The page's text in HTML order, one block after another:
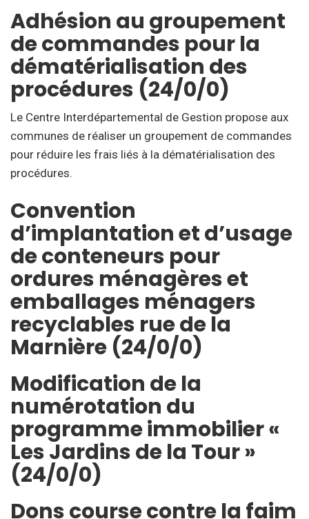
Adhésion au groupement
de commandes pour la
dématérialisation des
procédures (24/0/0)
Le Centre Interdépartemental de Gestion propose aux
communes de réaliser un groupement de commandes
pour réduire les frais liés à la dématérialisation des
procédures.
Convention
d’implantation et d’usage
de conteneurs pour
ordures ménagères et
emballages ménagers
recyclables rue de la
Marnière (24/0/0)
Modification de la
numérotation du
programme immobilier «
Les Jardins de la Tour »
(24/0/0)
Dons course contre la faim